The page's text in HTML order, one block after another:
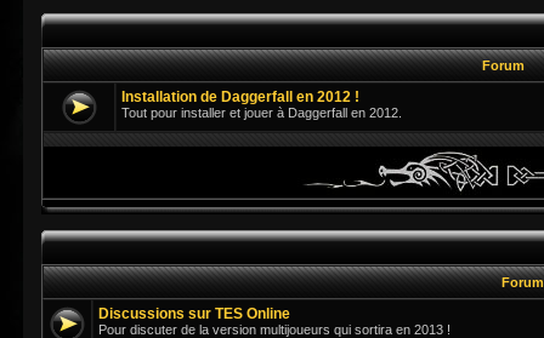
Forum
Installation de Daggerfall en 2012 !
Tout pour installer et jouer à Daggerfall en 2012.
Discussions sur TES Online
Pour discuter de la version multijoueurs qui sortira en 2013 !